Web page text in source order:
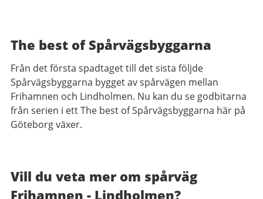
The best of Spårvägsbyggarna
Från det första spadtaget till det sista följde
Spårvägsbyggarna bygget av spårvägen mellan
Frihamnen och Lindholmen. Nu kan du se godbitarna
från serien i ett The best of Spårvägsbyggarna här på
Göteborg växer.
Vill du veta mer om spårväg
Frihamnen - Lindholmen?